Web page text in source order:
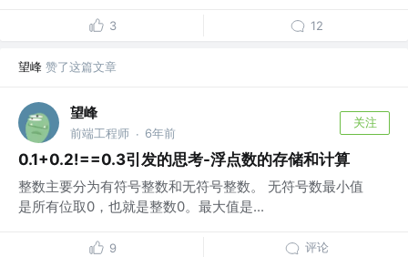
3 12
望峰 赞了这篇文章
望峰
前端工程师 · 6年前
关注
0.1+0.2!==0.3引发的思考-浮点数的存储和计算
整数主要分为有符号整数和无符号整数。 无符号数最小值
是所有位取0，也就是整数0。最大值是...
9 评论